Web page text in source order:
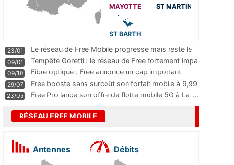
MAYOTTE ST MARTIN
ST BARTH
23/01
Le réseau de Free Mobile progresse mais reste le
m
...
09/01
Tempête Goretti : le réseau de Free fortement impa
09/10
Fibre optique : Free annonce un cap important
pass
...
29/07
Free booste sans surcoût son forfait mobile à 9,99
23/05 Free Pro lance son offre de flotte mobile 5G à La ...
RÉSEAU FREE MOBILE
Antennes Débits